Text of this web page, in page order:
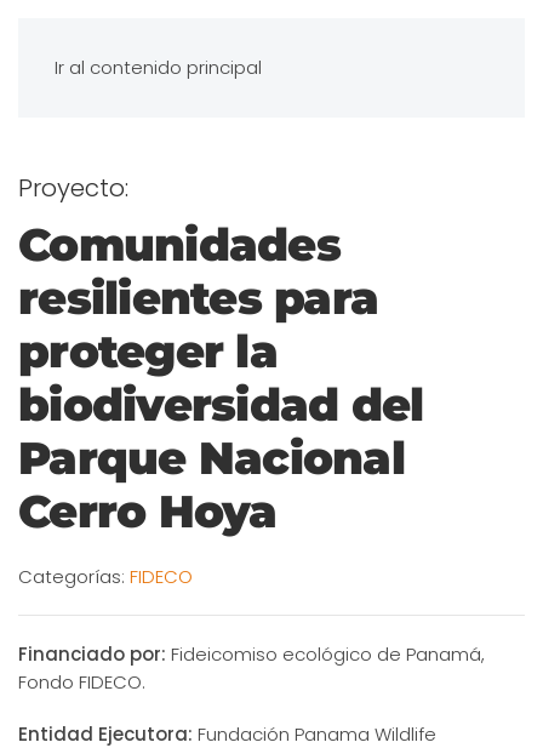
Ir al contenido principal
Proyecto:
Comunidades
resilientes para
proteger la
biodiversidad del
Parque Nacional
Cerro Hoya
Categorías: FIDECO
Financiado por: Fideicomiso ecológico de Panamá,
Fondo FIDECO.
Entidad Ejecutora: Fundación Panama Wildlife